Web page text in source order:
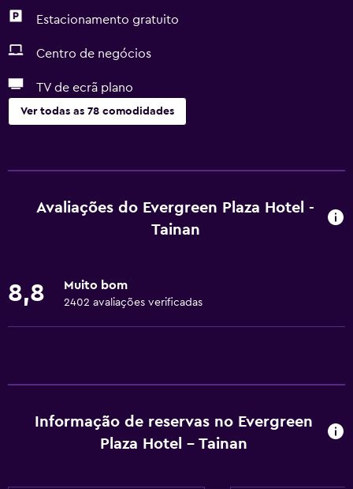
Estacionamento gratuito
Centro de negócios
TV de ecrã plano
Ver todas as 78 comodidades
Caixa multibanco
Centro de negócios
Câmbio
Instalações para reuniões/banquetes
Receção 24 horas
Avaliações do Evergreen Plaza Hotel -
Tainan
8,8 Muito bom
2402 avaliações verificadas
Informação de reservas no Evergreen
Plaza Hotel - Tainan